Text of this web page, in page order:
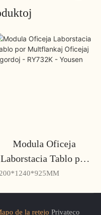
Modula Oficeja
Laborstacia Tablo por
Multflankaj Oficejaj
de la retejo Privateco